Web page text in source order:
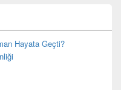
Hayata Geçti?